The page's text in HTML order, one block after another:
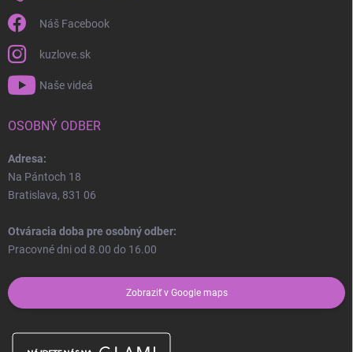
Náš Facebook
kuzlove.sk
Naše videá
OSOBNÝ ODBER
Adresa:
Na Pántoch 18
Bratislava, 831 06
Otváracia doba pre osobný odber:
Pracovné dni od 8.00 do 16.00
Zobraziť v Google maps